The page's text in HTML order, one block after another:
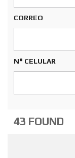
CORREO
N° CELULAR
43 FOUND